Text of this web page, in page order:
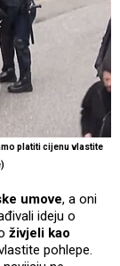
platiti cijenuvlastite
)
umove, a oni
ideju o
živjeli kao
pohlepe.